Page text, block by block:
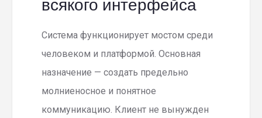
всякого интерфейса
Система функционирует мостом среди
человеком и платформой. Основная
назначение — создать предельно
молниеносное и понятное
коммуникацию. Клиент не вынужден